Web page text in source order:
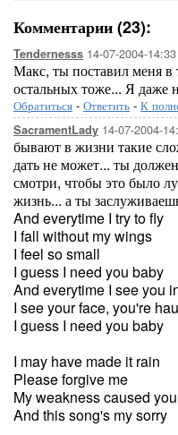
Комментарии (23):
Tendernesss 14-07-2004-14:33
Макс, ты поставил меня
остальных тоже... Я даже
Обратиться - Ответить - К
SacramentLady 14-07-2004-
бывают в жизни такие
дать не может... ты
смотри, чтобы это было
жизнь... а ты
And everytime I try to fly
I fall without my wings
I feel so small
I guess I need you baby
And everytime I see you
I see your face, you're
I guess I need you baby
I may have made it rain
Please forgive me
My weakness caused
And this song's my sorry